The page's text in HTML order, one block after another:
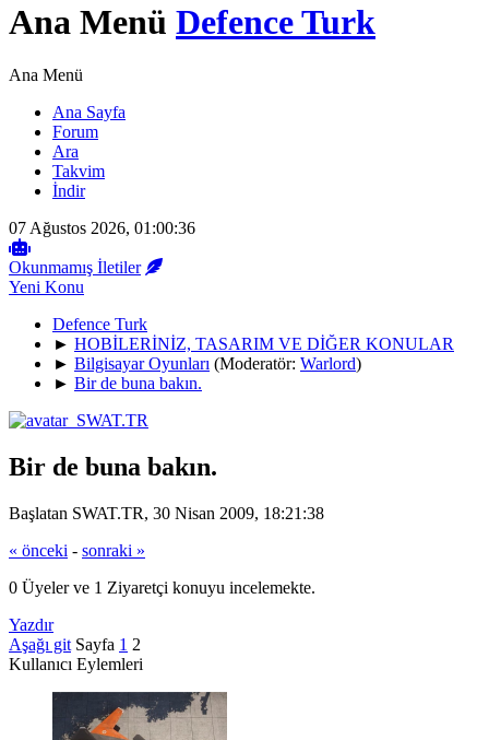
Ana Menü Defence Turk
Ana Menü
Ana Sayfa
Forum
Ara
Takvim
İndir
07 Ağustos 2026, 01:00:36
Okunmamış İletiler
Yeni Konu
Defence Turk
► HOBİLERİNİZ, TASARIM VE DİĞER KONULAR
► Bilgisayar Oyunları (Moderatör: Warlord)
► Bir de buna bakın.
Bir de buna bakın.
Başlatan SWAT.TR, 30 Nisan 2009, 18:21:38
« önceki - sonraki »
0 Üyeler ve 1 Ziyaretçi konuyu incelemekte.
Yazdır
Aşağı git Sayfa 1 2
Kullanıcı Eylemleri